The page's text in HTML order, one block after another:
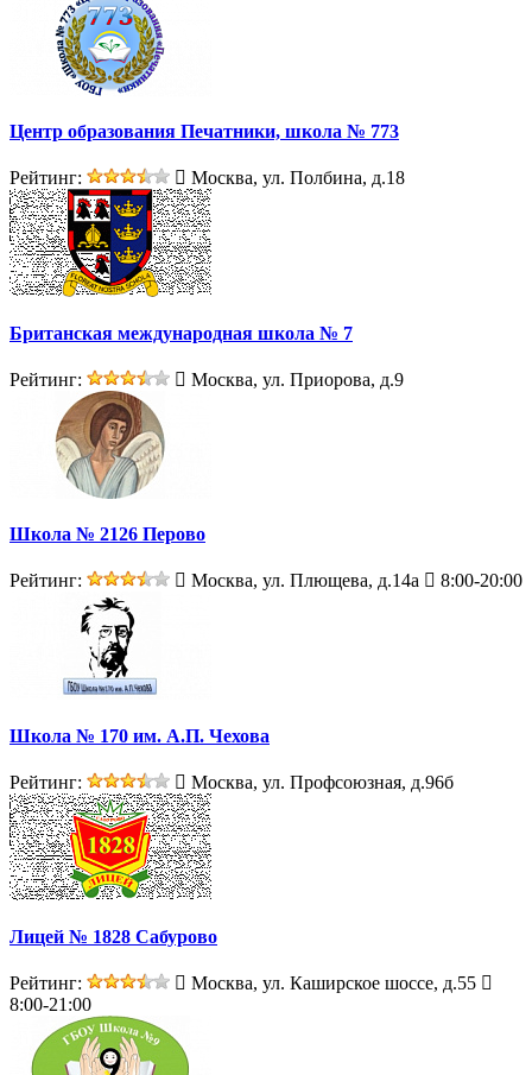
Центр образования Печатники, школа № 773
Рейтинг: Москва, ул. Полбина, д.18
Британская международная школа № 7
Рейтинг: Москва, ул. Приорова, д.9
Школа № 2126 Перово
Рейтинг: Москва, ул. Плющева, д.14а 8:00-20:00
Школа № 170 им. А.П. Чехова
Рейтинг: Москва, ул. Профсоюзная, д.96б
Лицей № 1828 Сабурово
Рейтинг:
Москва, ул. Каширское шоссе, д.55
8:00-21:00